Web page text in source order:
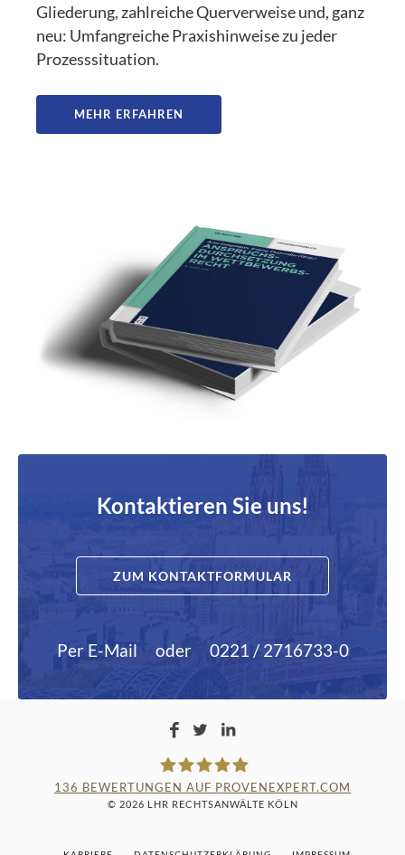
Gliederung, zahlreiche Querverweise und, ganz
neu: Umfangreiche Praxishinweise zu jeder
Prozesssituation.
MEHR ERFAHREN
Kontaktieren Sie uns!
ZUM KONTAKTFORMULAR
Per E-Mail oder 0221 / 2716733-0
136 BEWERTUNGEN AUF PROVENEXPERT.COM
© 2026 LHR RECHTSANWÄLTE KÖLN